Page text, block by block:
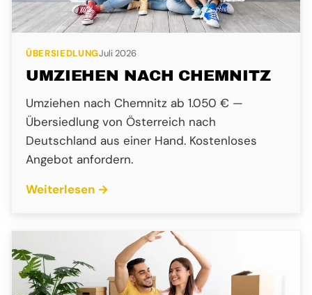
ÜBERSIEDLUNGJuli 2026
UMZIEHEN NACH CHEMNITZ
Umziehen nach Chemnitz ab 1.050 € —
Übersiedlung von Österreich nach
Deutschland aus einer Hand. Kostenloses
Angebot anfordern.
Weiterlesen →